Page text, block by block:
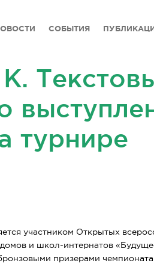
СОБЫТИЯ
турнире
участником Открытых
и школ-интернатов
призерами чемпионата